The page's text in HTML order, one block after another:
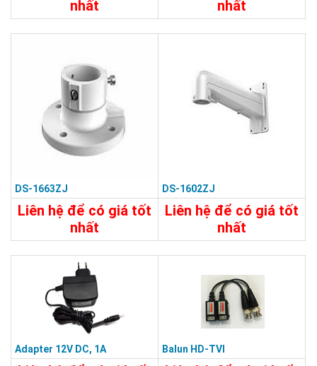
nhất
8.180.000đ
nhất
750.000đ
DS-1663ZJ
Liên hệ để có giá tốt
nhất
450.000đ
DS-1602ZJ
Liên hệ để có giá tốt
nhất
640.000đ
Adapter 12V DC, 1A Balun HD-TVI